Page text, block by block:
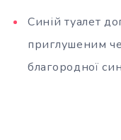
Синій туалет
приглушеним
благородної